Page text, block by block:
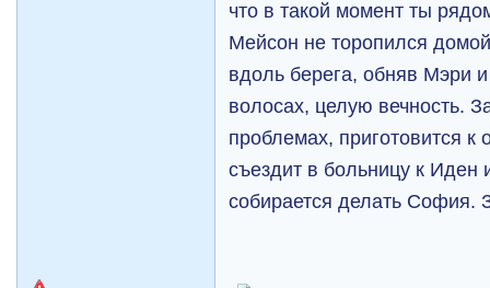
что в такой момент ты
Мейсон не торопился
вдоль берега, обняв Мэри
волосах, целую вечность.
проблемах, приготовится к
съездит в больницу к Иден
собирается делать София.